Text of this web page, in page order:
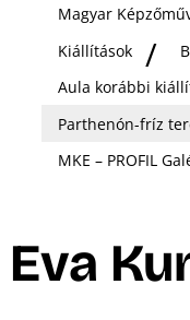
Magyar
Kiállítások
Aula korábbi
Parthenón-fríz
MKE – PROFIL
Eva